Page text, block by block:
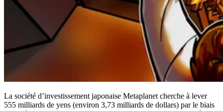
La société d’investissement japonaise Metaplanet cherche à lever
555 milliards de yens (environ 3,73 milliards de dollars) par le biais